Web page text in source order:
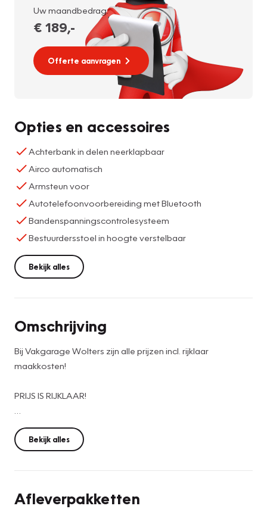
Uw maandbedrag:
€ 189,-
Offerte aanvragen
Opties en accessoires
Achterbank in delen neerklapbaar
Airco automatisch
Armsteun voor
Autotelefoonvoorbereiding met Bluetooth
Bandenspanningscontrolesysteem
Bestuurdersstoel in hoogte verstelbaar
Bekijk alles
Omschrijving
Bij Vakgarage Wolters zijn alle prijzen incl. rijklaar
maakkosten!
PRIJS IS RIJKLAAR!
- 12 Maanden Bovag Garantie
- Afleverbeurt volgens onderhoudsschema van de
betreffende fabrikant
- Nieuwe APK-keuring indien noodzakelijk
Bekijk alles
Afleverpakketten